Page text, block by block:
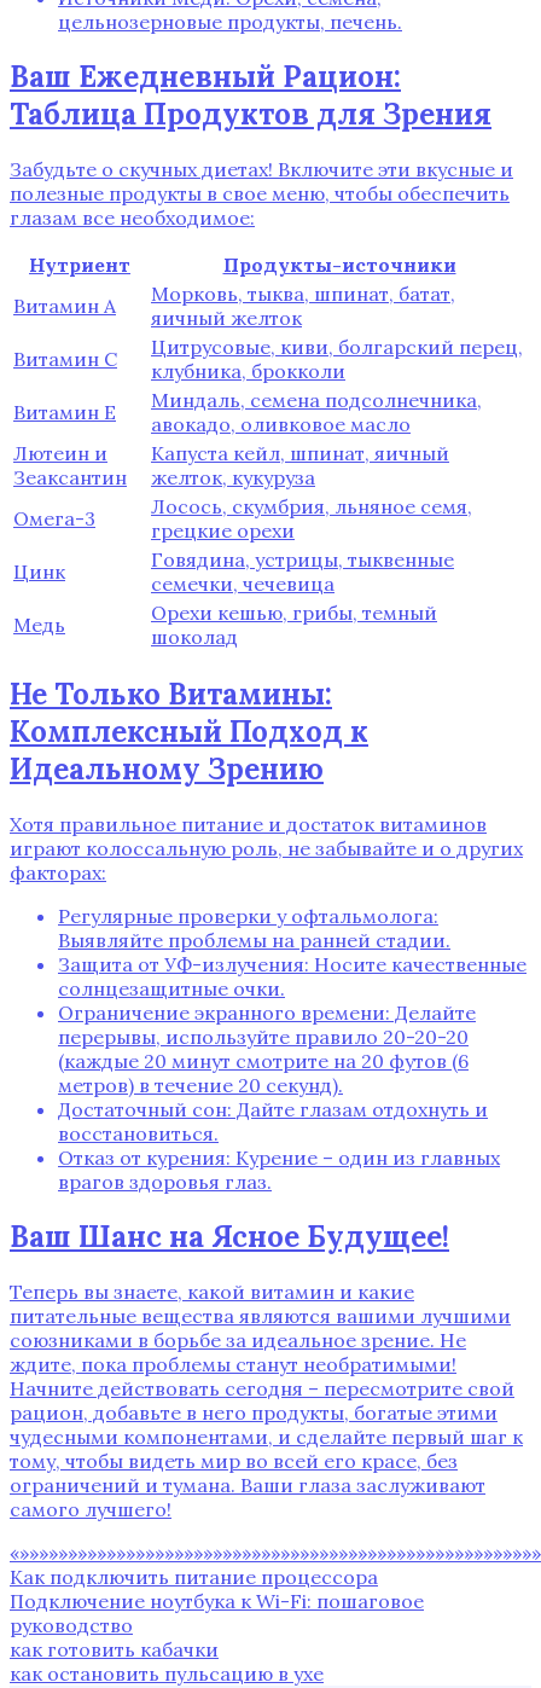
цельнозерновые продукты, печень.
Ваш Ежедневный Рацион:
Таблица Продуктов для Зрения
Забудьте о скучных диетах! Включите эти вкусные и
полезные продукты в свое меню, чтобы обеспечить
глазам все необходимое:
Нутриент
Продукты-источники
Витамин А
Морковь, тыква, шпинат, батат,
яичный желток
Витамин C
Цитрусовые, киви, болгарский перец,
клубника, брокколи
Витамин E
Миндаль, семена подсолнечника,
авокадо, оливковое масло
Лютеин и
Зеаксантин
Капуста кейл, шпинат, яичный
желток, кукуруза
Омега-3
Лосось, скумбрия, льняное семя,
грецкие орехи
Цинк
Говядина, устрицы, тыквенные
семечки, чечевица
Медь
Орехи кешью, грибы, темный
шоколад
Не Только Витамины:
Комплексный Подход к
Идеальному Зрению
Хотя правильное питание и достаток витаминов
играют колоссальную роль, не забывайте и о других
факторах:
Регулярные проверки у офтальмолога:
Выявляйте проблемы на ранней стадии.
Защита от УФ-излучения: Носите качественные
солнцезащитные очки.
Ограничение экранного времени: Делайте
перерывы, используйте правило 20-20-20
(каждые 20 минут смотрите на 20 футов (6
метров) в течение 20 секунд).
Достаточный сон: Дайте глазам отдохнуть и
восстановиться.
Отказ от курения: Курение – один из главных
врагов здоровья глаз.
Ваш Шанс на Ясное Будущее!
Теперь вы знаете, какой витамин и какие
питательные вещества являются вашими лучшими
союзниками в борьбе за идеальное зрение. Не
ждите, пока проблемы станут необратимыми!
Начните действовать сегодня – пересмотрите свой
рацион, добавьте в него продукты, богатые этими
чудесными компонентами, и сделайте первый шаг к
тому, чтобы видеть мир во всей его красе, без
ограничений и тумана. Ваши глаза заслуживают
самого лучшего!
Как подключить питание процессора
Подключение ноутбука к Wi-Fi: пошаговое
руководство
как готовить кабачки
как остановить пульсацию в ухе